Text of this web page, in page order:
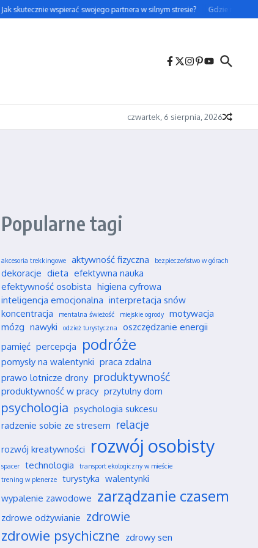
Jak skutecznie wspierać swojego partnera w silnym stresie? Gdzie można
czwartek, 6 sierpnia, 2026
Popularne tagi
akcesoria trekkingowe aktywność fizyczna bezpieczeństwo w górach
dekoracje dieta efektywna nauka
efektywność osobista higiena cyfrowa
inteligencja emocjonalna interpretacja snów
koncentracja
mentalna świeżość miejskie ogrody
motywacja
mózg nawyki odzież turystyczna
oszczędzanie energii
pamięć percepcja podróże
pomysły na walentynki praca zdalna
prawo lotnicze drony produktywność
produktywność w pracy przytulny dom
psychologia psychologia sukcesu
radzenie sobie ze stresem relacje
rozwój kreatywności rozwój osobisty
spacer technologia
transport ekologiczny w mieście
trening w plenerze
turystyka walentynki
wypalenie zawodowe zarządzanie czasem
zdrowe odżywianie zdrowie
zdrowie psychiczne zdrowy sen